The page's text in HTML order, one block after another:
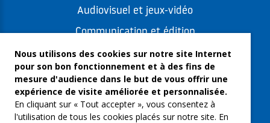
Audiovisuel et jeux-vidéo
Communication et édition
Freelances et artistes-auteurs
Musique et spectacles
Qui sommes-nous ?
Groupe Emargence
Nous utilisons des cookies sur notre site Internet
pour son bon fonctionnement et à des fins de
mesure d'audience dans le but de vous offrir une
expérience de visite améliorée et personnalisée.
En cliquant sur « Tout accepter », vous consentez à
l'utilisation de tous les cookies placés sur notre site. En